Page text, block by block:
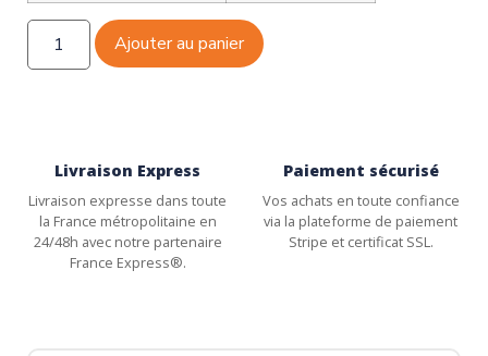
Ajouter au panier
Livraison Express
Livraison expresse dans toute
la France métropolitaine en
24/48h avec notre partenaire
France Express®.
Paiement sécurisé
Vos achats en toute confiance
via la plateforme de paiement
Stripe et certificat SSL.